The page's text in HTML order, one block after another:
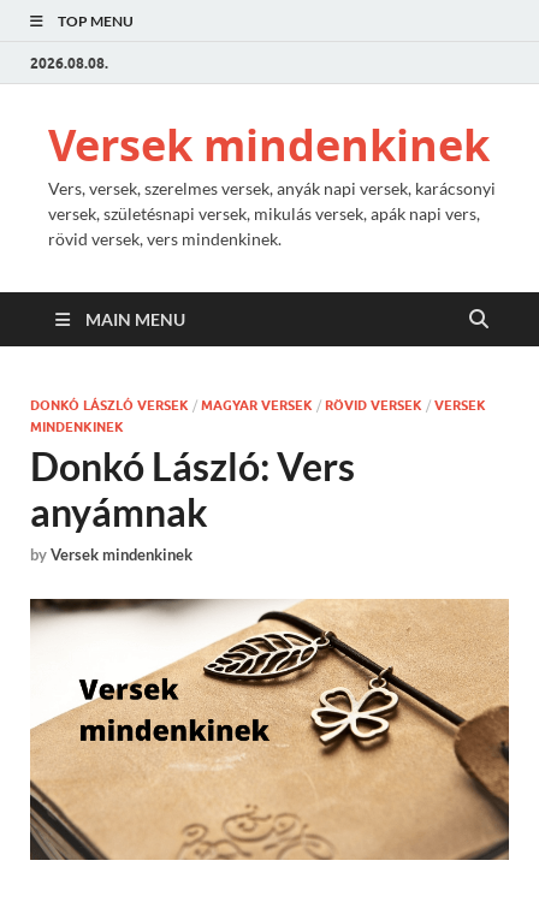
TOP MENU
2026.08.08.
Versek mindenkinek
Vers, versek, szerelmes versek, anyák napi versek, karácsonyi
versek, születésnapi versek, mikulás versek, apák napi vers,
rövid versek, vers mindenkinek.
MAIN MENU
DONKÓ LÁSZLÓ VERSEK / MAGYAR VERSEK / RÖVID VERSEK / VERSEK
MINDENKINEK
Donkó László: Vers
anyámnak
byVersek mindenkinek